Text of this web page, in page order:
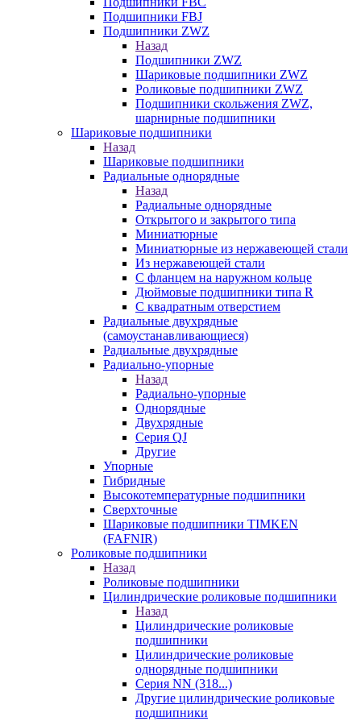
Подшипники FBJ
Подшипники ZWZ
Назад
Подшипники ZWZ
Шариковые подшипники ZWZ
Роликовые подшипники ZWZ
Подшипники скольжения ZWZ,
шарнирные подшипники
Шариковые подшипники
Назад
Шариковые подшипники
Радиальные однорядные
Назад
Радиальные однорядные
Открытого и закрытого типа
Миниатюрные
Миниатюрные из нержавеющей стали
Из нержавеющей стали
С фланцем на наружном кольце
Дюймовые подшипники типа R
С квадратным отверстием
Радиальные двухрядные
(самоустанавливающиеся)
Радиальные двухрядные
Радиально-упорные
Назад
Радиально-упорные
Однорядные
Двухрядные
Серия QJ
Другие
Упорные
Гибридные
Высокотемпературные подшипники
Сверхточные
Шариковые подшипники TIMKEN
(FAFNIR)
Роликовые подшипники
Назад
Роликовые подшипники
Цилиндрические роликовые подшипники
Назад
Цилиндрические роликовые
подшипники
Цилиндрические роликовые
однорядные подшипники
Серия NN (318...)
Другие цилиндрические роликовые
подшипники